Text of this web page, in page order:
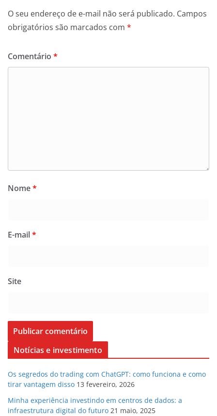
O seu endereço de e-mail não será publicado. Campos
obrigatórios são marcados com *
Comentário *
Nome*
E-mail*
Site
Notícias e investimento
Os segredos do trading com ChatGPT: como funciona e como
tirar vantagem disso 13 fevereiro, 2026
Minha experiência investindo em centros de dados: a
infraestrutura digital do futuro 21 maio, 2025